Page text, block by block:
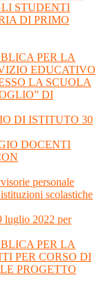
STUDENTI
DI PRIMO
PER LA
EDUCATIVO
LA SCUOLA
DI
DI ISTITUTO 30
DOCENTI
personale
scolastiche
luglio 2022 per
PER LA
PER CORSO DI
PROGETTO